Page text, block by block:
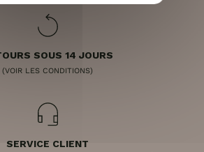
SOUS 14 JOURS
(VOIR LES CONDITIONS)
SERVICE CLIENT